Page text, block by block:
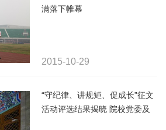
满落下帷幕
2015-10-29
“守纪律、讲规矩、促成长”征文
活动评选结果揭晓 院校党委及